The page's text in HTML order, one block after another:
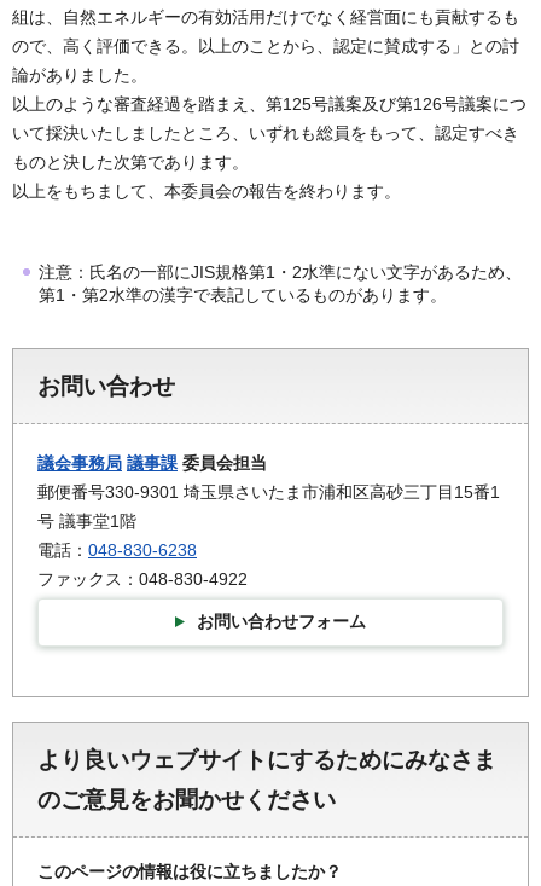
組は、自然エネルギーの有効活用だけでなく経営面にも貢献するも
ので、高く評価できる。以上のことから、認定に賛成する」との討
論がありました。
以上のような審査経過を踏まえ、第125号議案及び第126号議案につ
いて採決いたしましたところ、いずれも総員をもって、認定すべき
ものと決した次第であります。
以上をもちまして、本委員会の報告を終わります。
注意：氏名の一部にJIS規格第1・2水準にない文字があるため、
第1・第2水準の漢字で表記しているものがあります。
お問い合わせ
議会事務局 議事課 委員会担当
郵便番号330-9301 埼玉県さいたま市浦和区高砂三丁目15番1
号 議事堂1階
電話： 048-830-6238
ファックス：048-830-4922
お問い合わせフォーム
より良いウェブサイトにするためにみなさま
のご意見をお聞かせください
このページの情報は役に立ちましたか？